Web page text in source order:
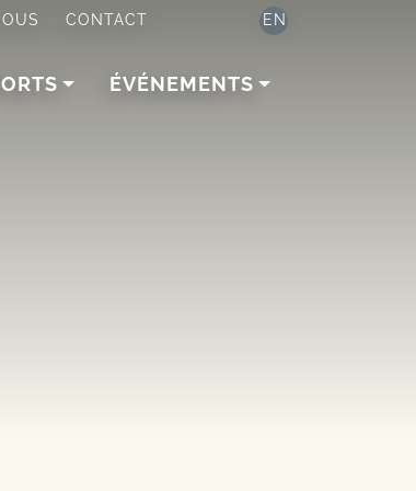
CONTACT EN
ÉVÉNEMENTS